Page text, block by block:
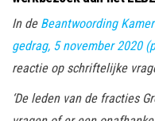
In de Beantwoording
gedrag, 5 november 2020
reactie op schriftelijke
‘De leden van de fracties